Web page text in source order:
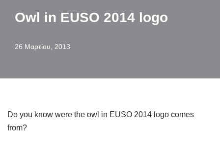
Owl in EUSO 2014 logo
26 Μαρτίου, 2013
Do you know were the owl in EUSO 2014 logo comes
from?